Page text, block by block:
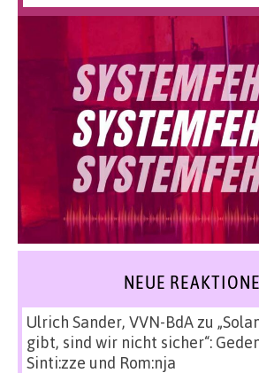
NEUE
Ulrich Sander, VVN-BdAzu
gibt, sind wir nicht sicher“:
Sinti:zze und Rom:nja